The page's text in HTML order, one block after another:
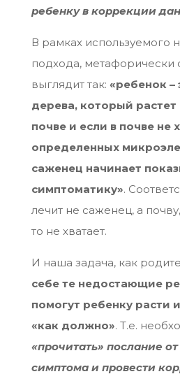
ребенку в коррекции
В рамках используемого
подхода, метафорически
выглядит так: «ребенок –
дерева, который
почве и если в почве не
определенных
саженец начинает
симптоматику».
лечит не саженец, а
то не хватает.
И наша задача, как
себе те недостающие
помогут ребенку расти
«как должно». Т.е.
«прочитать» послание
симптома и провести